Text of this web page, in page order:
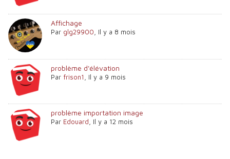
Affichage
Par glg29900 Il y a 8 mois
problème d'élévation
Par frison1 Il y a 9 mois
problème importation image
Par Edouard, Il y a 12 mois